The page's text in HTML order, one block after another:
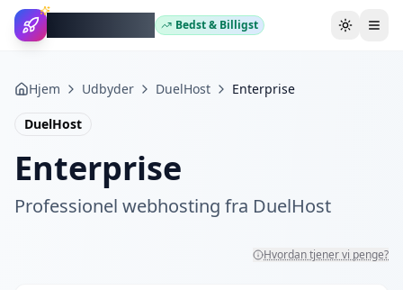
Bedst & Billigst Skift
Hjem Udbyder DuelHost Enterprise
DuelHost
Enterprise
Professionel webhosting fra DuelHost
Hvordan tjener vi penge?